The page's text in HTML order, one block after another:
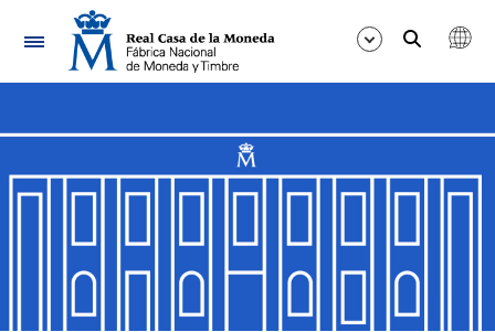
Navigation
Show/Hide
Show/Hide
Show/Hide